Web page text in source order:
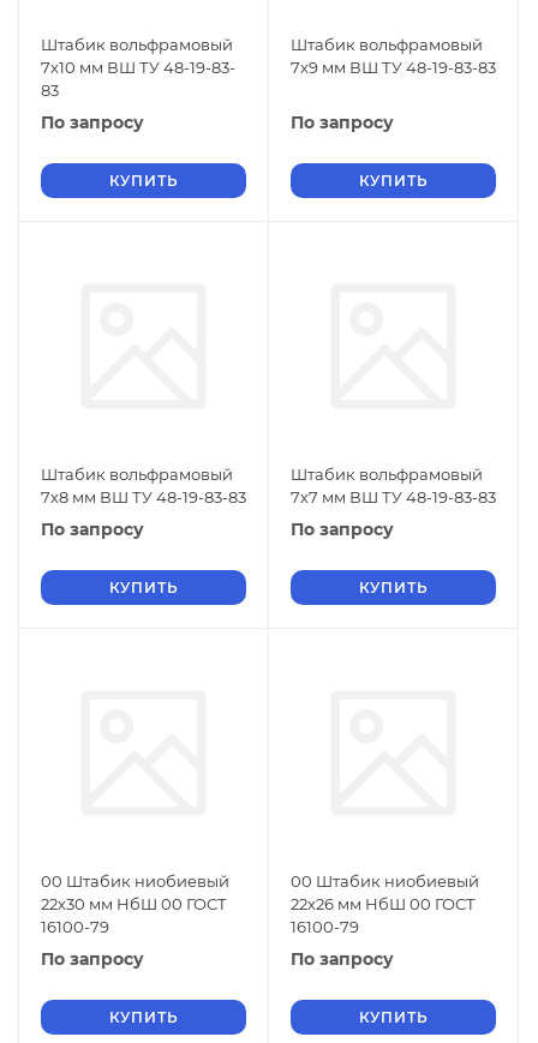
Штабик вольфрамовый
7х10 мм ВШ ТУ 48-19-83-
83
По запросу
КУПИТЬ
Штабик вольфрамовый
7х9 мм ВШ ТУ 48-19-83-83
По запросу
КУПИТЬ
Штабик вольфрамовый
7х8 мм ВШ ТУ 48-19-83-83
По запросу
КУПИТЬ
Штабик вольфрамовый
7х7 мм ВШ ТУ 48-19-83-83
По запросу
КУПИТЬ
00 Штабик ниобиевый
22х30 мм НбШ 00 ГОСТ
16100-79
По запросу
КУПИТЬ
00 Штабик ниобиевый
22х26 мм НбШ 00 ГОСТ
16100-79
По запросу
КУПИТЬ